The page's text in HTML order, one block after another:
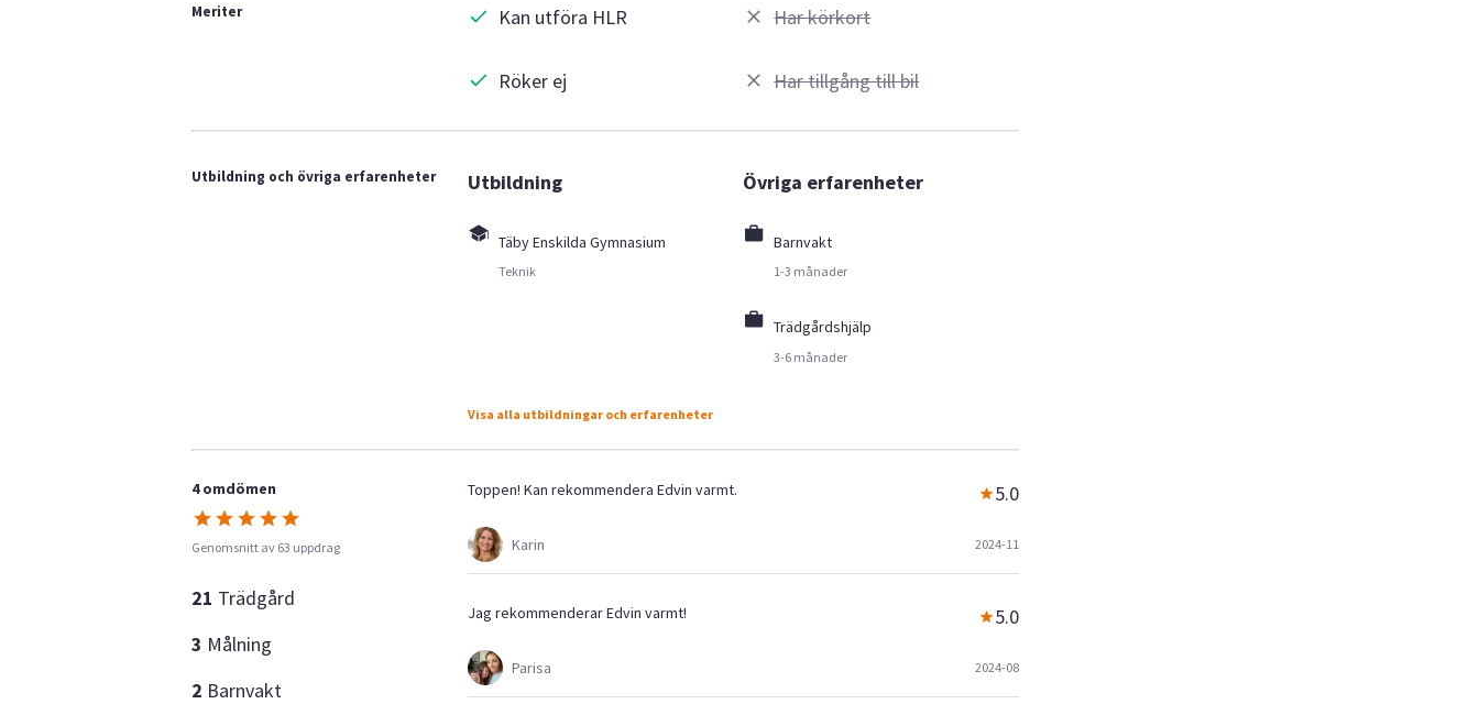
Meriter Kan utföra HLR
Röker ej
Har körkort
Har tillgång till bil
Utbildning och övriga erfarenheter Utbildning
Täby Enskilda Gymnasium
Teknik
Övriga erfarenheter
Barnvakt
1-3 månader
Trädgårdshjälp
3-6 månader
Visa alla utbildningar och erfarenheter
4 omdömen
Genomsnitt av 63 uppdrag
21 Trädgård
3 Målning
2 Barnvakt
Toppen! Kan rekommendera Edvin varmt. 5.0
Karin 2024-11
Jag rekommenderar Edvin varmt! 5.0
Parisa 2024-08